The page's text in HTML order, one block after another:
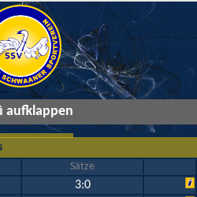
aufklappen
Sätze
3:0